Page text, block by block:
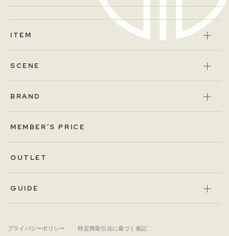
ITEM
SCENE
BRAND
MEMBER’S PRICE
OUTLET
GUIDE
プライバシーポリシー 特定商取引法に基づく表記